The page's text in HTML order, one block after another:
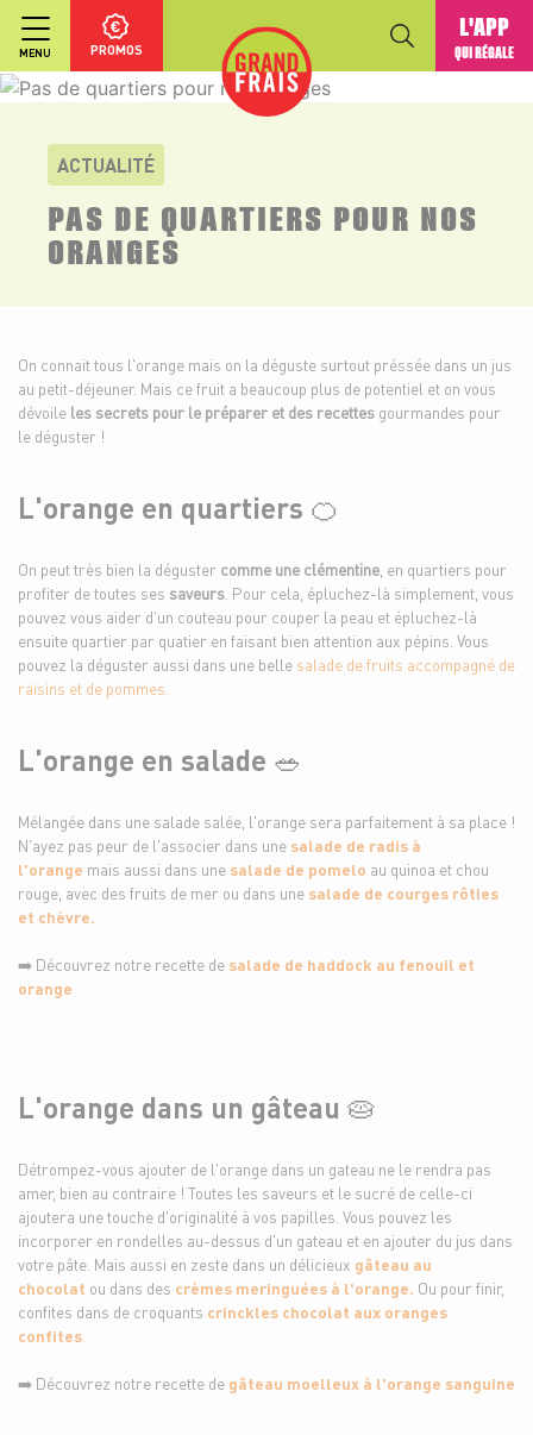
MENU PROMOS
L'APP
QUI RÉGALE
ACTUALITÉ
PAS DE QUARTIERS POUR NOS
ORANGES
On connait tous l'orange mais on la déguste surtout préssée dans un jus
au petit-déjeuner. Mais ce fruit a beaucoup plus de potentiel et on vous
dévoile les secrets pour le préparer et des recettes gourmandes pour
le déguster !
L'orange en quartiers 🍊
On peut très bien la déguster comme une clémentine , en quartiers pour
profiter de toutes ses saveurs . Pour cela, épluchez-là simplement, vous
pouvez vous aider d'un couteau pour couper la peau et épluchez-là
ensuite quartier par quatier en faisant bien attention aux pépins. Vous
pouvez la déguster aussi dans une belle salade de fruits accompagné de
raisins et de pommes.
L'orange en salade 🥗
Mélangée dans une salade salée, l'orange sera parfaitement à sa place !
N'ayez pas peur de l'associer dans une salade de radis à
l'orange mais aussi dans une salade de pomelo au quinoa et chou
rouge, avec des fruits de mer ou dans une salade de courges rôties
et chèvre.
➡️ Découvrez notre recette de salade de haddock au fenouil et
orange
L'orange dans un gâteau 🥧
Détrompez-vous ajouter de l'orange dans un gateau ne le rendra pas
amer, bien au contraire ! Toutes les saveurs et le sucré de celle-ci
ajoutera une touche d'originalité à vos papilles. Vous pouvez les
incorporer en rondelles au-dessus d'un gateau et en ajouter du jus dans
votre pâte. Mais aussi en zeste dans un délicieux gâteau au
chocolat ou dans des crèmes meringuées à l'orange. Ou pour finir,
confites dans de croquants crinckles chocolat aux oranges
confites
➡️ Découvrez notre recette de gâteau moelleux à l'orange sanguine